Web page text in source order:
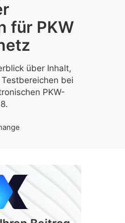
für PKW
über Inhalt,
bei
PKW-